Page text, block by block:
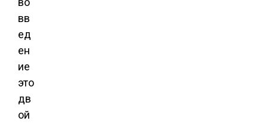
вв
ед
ен
ие 
это
дв
ой